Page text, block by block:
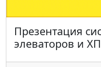
Презентация
элеваторов и